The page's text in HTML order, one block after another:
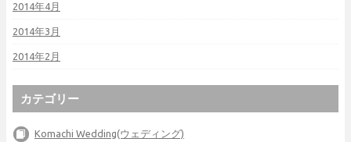
2014年4月
2014年3月
2014年2月
カテゴリー
Komachi Wedding(ウェディング)